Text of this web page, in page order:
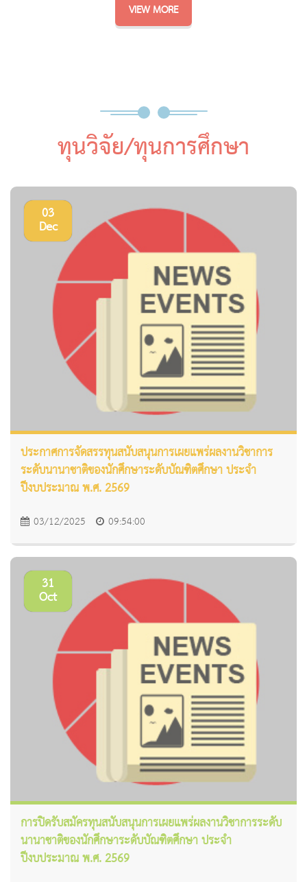
VIEW MORE
ทุนวิจัย/ทุนการศึกษา
03
Dec
ประกาศการจัดสรรทุนสนับสนุนการเผยแพร่ผลงานวิชาการ
ระดับนานาชาติของนักศึกษาระดับบัณฑิตศึกษา ประจำ
ปีงบประมาณ พ.ศ. 2569
03/12/2025 09:54:00
31
Oct
การปิดรับสมัครทุนสนับสนุนการเผยแพร่ผลงานวิชาการระดับ
นานาชาติของนักศึกษาระดับบัณฑิตศึกษา ประจำ
ปีงบประมาณ พ.ศ. 2569